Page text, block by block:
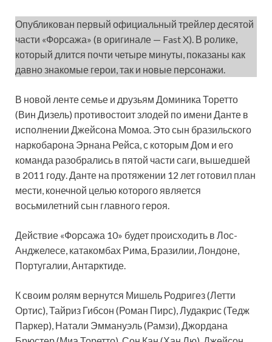
Опубликован первый официальный трейлер десятой
части «Форсажа» (в оригинале — Fast X). В ролике,
который длится почти четыре минуты, показаны как
давно знакомые герои, так и новые персонажи.
В новой ленте семье и друзьям Доминика Торетто
(Вин Дизель) противостоит злодей по имени Данте в
исполнении Джейсона Момоа. Это сын бразильского
наркобарона Эрнана Рейса, с которым Дом и его
команда разобрались в пятой части саги, вышедшей
в 2011 году. Данте на протяжении 12 лет готовил план
мести, конечной целью которого является
восьмилетний сын главного героя.
Действие «Форсажа 10» будет происходить в Лос-
Анджелесе, катакомбах Рима, Бразилии, Лондоне,
Португалии, Антарктиде.
К своим ролям вернутся Мишель Родригез (Летти
Ортис), Тайриз Гибсон (Роман Пирс), Лудакрис (Тедж
Паркер), Натали Эммануэль (Рамзи), Джордана